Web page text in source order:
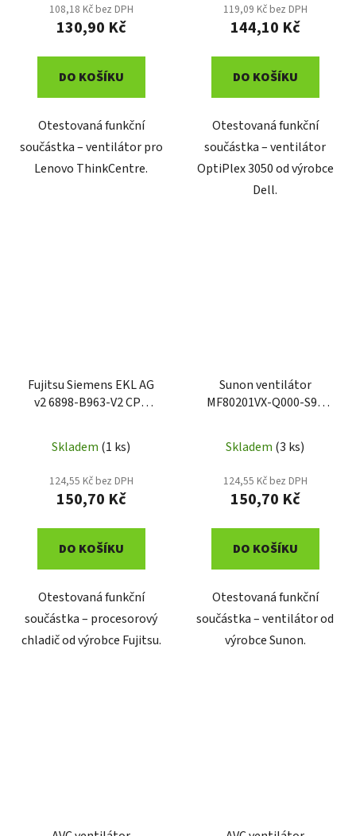
108,18 Kč bez DPH
130,90 Kč
DO KOŠÍKU
Otestovaná funkční
součástka – ventilátor pro
Lenovo ThinkCentre.
119,09 Kč bez DPH
144,10 Kč
DO KOŠÍKU
Otestovaná funkční
součástka – ventilátor
OptiPlex 3050 od výrobce
Dell.
Fujitsu Siemens EKL AG
v2 6898-B963-V2 CPU
Skladem (1 ks)
124,55 Kč bez DPH
150,70 Kč
DO KOŠÍKU
Otestovaná funkční
součástka – procesorový
chladič od výrobce Fujitsu.
Sunon ventilátor
MF80201VX-Q000-S99
Skladem (3 ks)
124,55 Kč bez DPH
150,70 Kč
DO KOŠÍKU
Otestovaná funkční
součástka – ventilátor od
výrobce Sunon.